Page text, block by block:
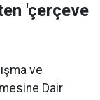
'çerçeve
ve
Dair